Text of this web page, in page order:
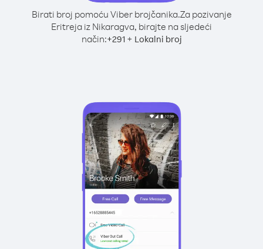
Birati broj pomoću Viber brojčanika.Za pozivanje
Eritreja iz Nikaragva, birajte na sljedeći
način:+291+ Lokalni broj